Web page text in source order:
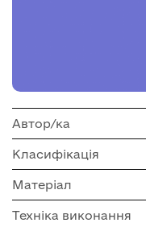
Автор/ка
Класифікація
Матеріал
Техніка виконання